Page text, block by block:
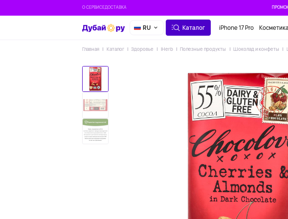
О СЕРВИСЕДОСТАВКА
RU Каталог iPhone 17 Pro
Главная Каталог Здоровье IHerb Полезные продукты Шоколад и конфеты